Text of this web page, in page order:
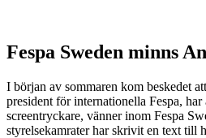
Fespa Sweden minns
I början av sommaren kom beskedet
president för internationella Fespa,
screentryckare, vänner inom Fespa
styrelsekamrater har skrivit en text till